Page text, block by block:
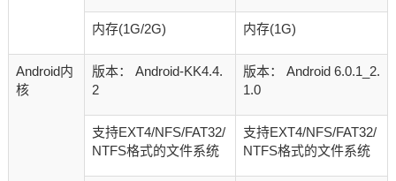
内存(1G/2G) 内存(1G)
Android内
核
版本： Android-KK4.4.
2
版本： Android 6.0.1_2.
1.0
支持EXT4/NFS/FAT32/
NTFS格式的文件系统
支持EXT4/NFS/FAT32/
NTFS格式的文件系统